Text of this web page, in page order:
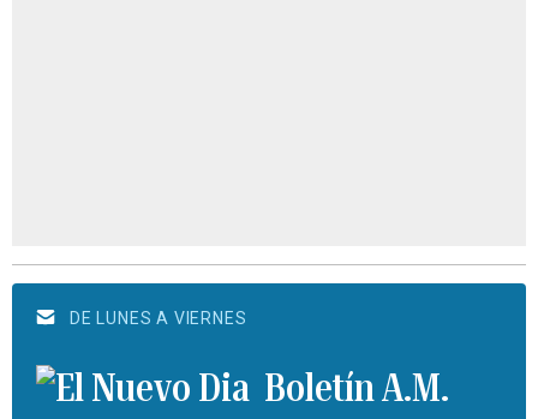
DE LUNES A VIERNES
Boletín A.M.